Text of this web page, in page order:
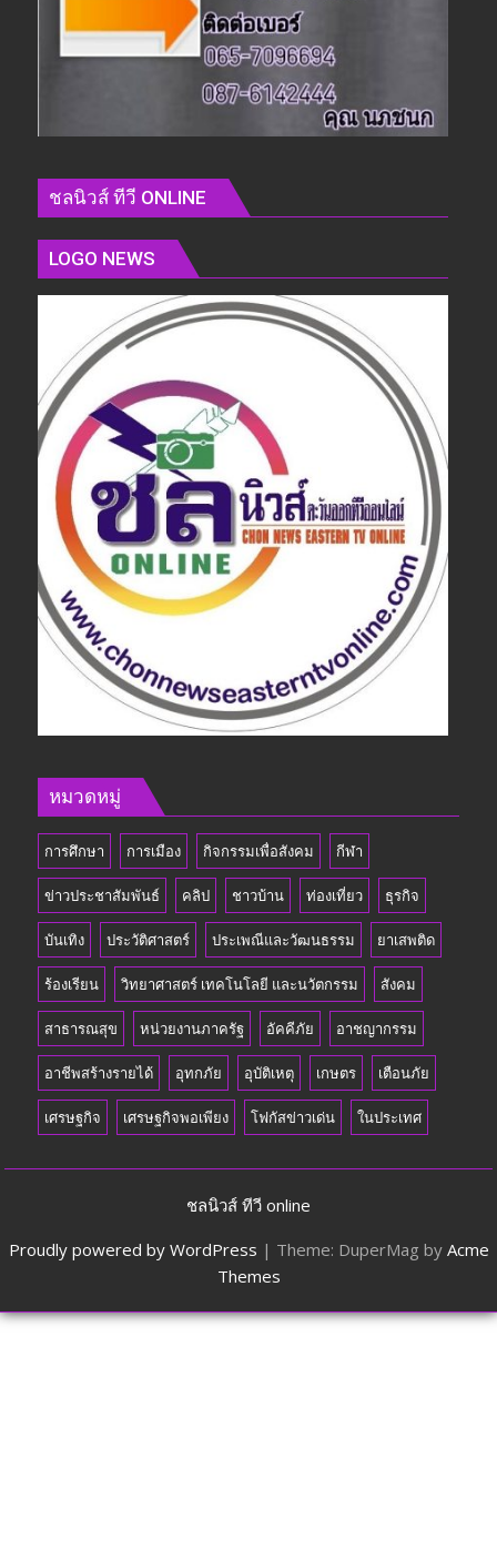
ชลนิวส์ ทีวี ONLINE
LOGO NEWS
หมวดหมู่
การศึกษา การเมือง กิจกรรมเพื่อสังคม กีฬา
ข่าวประชาสัมพันธ์ คลิป ชาวบ้าน ท่องเที่ยว ธุรกิจ
บันเทิง ประวัติศาสตร์ ประเพณีและวัฒนธรรม ยาเสพติด
ร้องเรียน วิทยาศาสตร์ เทคโนโลยี และนวัตกรรม สังคม
สาธารณสุข หน่วยงานภาครัฐ อัคคีภัย อาชญากรรม
อาชีพสร้างรายได้ อุทกภัย อุบัติเหตุ เกษตร เตือนภัย
เศรษฐกิจ เศรษฐกิจพอเพียง โฟกัสข่าวเด่น ในประเทศ
ชลนิวส์ ทีวี online
Proudly powered by WordPress | Theme: DuperMag by Acme
Themes